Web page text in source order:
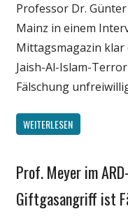
Professor Dr.
Mainz in einem
Mittagsmagazin klar
Jaish-Al-Islam-
Fälschung
WEITERLESEN
Gesellschaft
Medien
Politik
Prof. Meyer im
Giftgasangriff ist